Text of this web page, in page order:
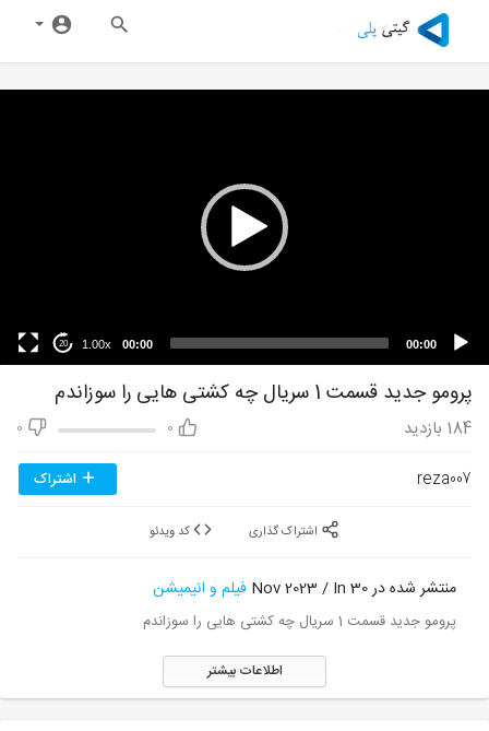
00:00
00:00
1.00x
20
پرومو جدید قسمت 1 سریال چه کشتی هایی را سوزاندم
0
0 184 بازدید
reza007 اشتراک
منتشر شده در 30 Nov 2023 / In فیلم و انیمیشن
پرومو جدید قسمت 1 سریال چه کشتی هایی را سوزاندم
اطلاعات بیشتر